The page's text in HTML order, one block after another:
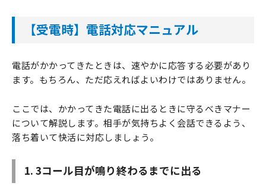
【受電時】電話対応マニュアル
電話がかかってきたときは、速やかに応答する必要があり
ます。もちろん、ただ応えればよいわけではありません。
ここでは、かかってきた電話に出るときに守るべきマナー
について解説します。相手が気持ちよく会話できるよう、
落ち着いて快活に対応しましょう。
1. 3コール目が鳴り終わるまでに出る